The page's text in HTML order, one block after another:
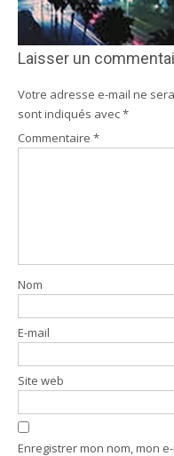
Laisser un
Votre adresse e-mail ne
sont indiqués avec*
Commentaire *
Nom
E-mail
Site web
Enregistrer mon nom, mon